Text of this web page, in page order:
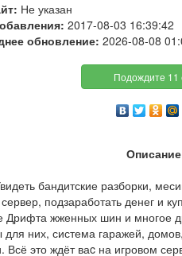
Не указан
2017-08-03 16:39:42
обновление: 2026-08-08
Подождите 11
бандитские разборки,
подзаработать денег и
жженных шин и многое
них, система гаражей,
Всё это ждёт ваc на игровом